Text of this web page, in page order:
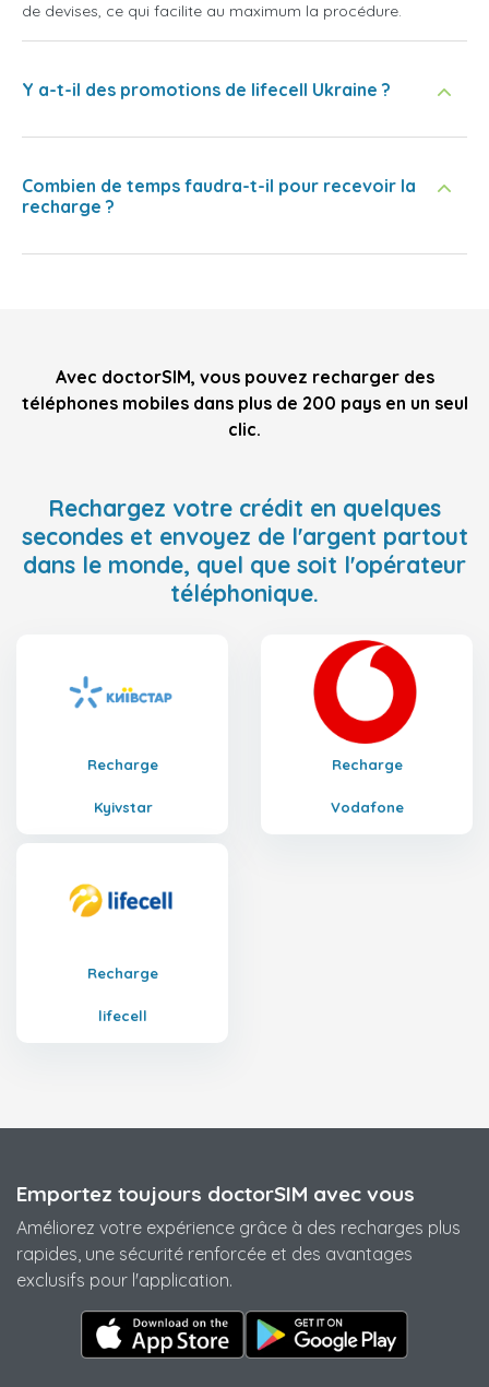
de devises, ce qui facilite au maximum la procédure.
Y a-t-il des promotions de lifecell Ukraine ?
Combien de temps faudra-t-il pour recevoir la
recharge ?
Avec doctorSIM, vous pouvez recharger des
téléphones mobiles dans plus de 200 pays en un seul
clic.
Rechargez votre crédit en quelques
secondes et envoyez de l'argent partout
dans le monde, quel que soit l'opérateur
téléphonique.
Recharge
Kyivstar
Recharge
Vodafone
Recharge
lifecell
Emportez toujours doctorSIM avec vous
Améliorez votre expérience grâce à des recharges plus
rapides, une sécurité renforcée et des avantages
exclusifs pour l'application.